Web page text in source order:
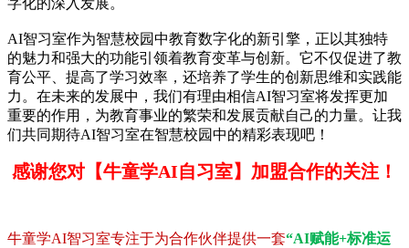
字化的深入发展。
AI智习室作为智慧校园中教育数字化的新引擎，正以其独特
的魅力和强大的功能引领着教育变革与创新。它不仅促进了教
育公平、提高了学习效率，还培养了学生的创新思维和实践能
力。在未来的发展中，我们有理由相信AI智习室将发挥更加
重要的作用，为教育事业的繁荣和发展贡献自己的力量。让我
们共同期待AI智习室在智慧校园中的精彩表现吧！
感谢您对【牛童学AI自习室】加盟合作的关注！
牛童学AI智习室专注于为合作伙伴提供一套“AI赋能+标准运